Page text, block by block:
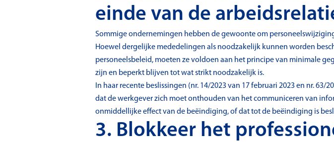
einde van de
Sommige ondernemingen hebben de gewoonte om
Hoewel dergelijke mededelingen als noodzakelijk kunnen worden
personeelsbeleid, moeten ze voldoen aan het principe van minimale
zijn en beperkt blijven tot wat strikt noodzakelijk is.
In haar recente beslissingen (nr. 14/2023 van 17 februari 2023 en nr.
dat de werkgever zich moet onthouden van het communiceren van
onmiddellijke effect van de beëindiging, of dat tot de beëindiging is
3. Blokkeer het